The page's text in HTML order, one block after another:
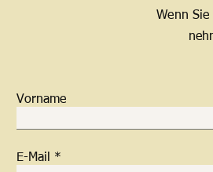
Wenn
Vorname
E-Mail